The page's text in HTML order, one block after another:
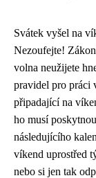
Svátek vyšel na
Nezoufejte!
volna neužijete
pravidel pro práci
připadající na
ho musí
následujícího
víkend uprostřed
nebo si jen tak